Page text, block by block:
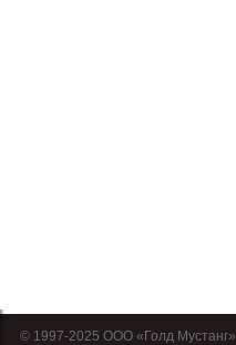
© 1997-2025 OOO «Голд Мустанг»